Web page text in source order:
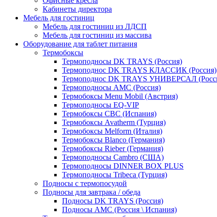
Кабинеты директора
Мебель для гостиниц
Мебель для гостиниц из ЛДСП
Мебель для гостиниц из массива
Оборудование для таблет питания
Термобоксы
Термоподносы DK TRAYS (Россия)
Термоподнос DK TRAYS КЛАССИК (Россия)
Термоподнос DK TRAYS УНИВЕРСАЛ
Термоподносы AMC (Россия)
Термобоксы Menu Mobil (Австрия)
Термоподносы EQ-VIP
Термобоксы CBC (Испания)
Термобоксы Avatherm (Турция)
Термобоксы Melform (Италия)
Термобоксы Blanco (Германия)
Термобоксы Rieber (Германия)
Термоподносы Cambro (США)
Термоподносы DINNER BOX PLUS
Термоподносы Tribeca (Турция)
Подносы с термопосудой
Подносы для завтрака / обеда
Подносы DK TRAYS (Россия)
Подносы AMC (Россия \ Испания)